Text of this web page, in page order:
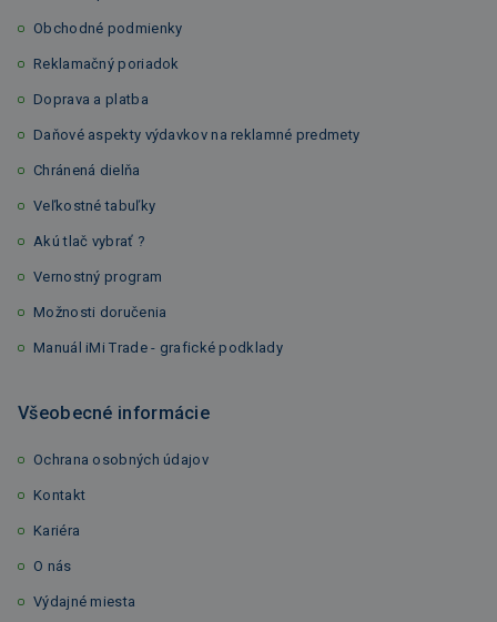
Obchodné podmienky
Reklamačný poriadok
Doprava a platba
Daňové aspekty výdavkov na reklamné predmety
Chránená dielňa
Veľkostné tabuľky
Akú tlač vybrať ?
Vernostný program
Možnosti doručenia
Manuál iMi Trade - grafické podklady
Všeobecné informácie
Ochrana osobných údajov
Kontakt
Kariéra
O nás
Výdajné miesta